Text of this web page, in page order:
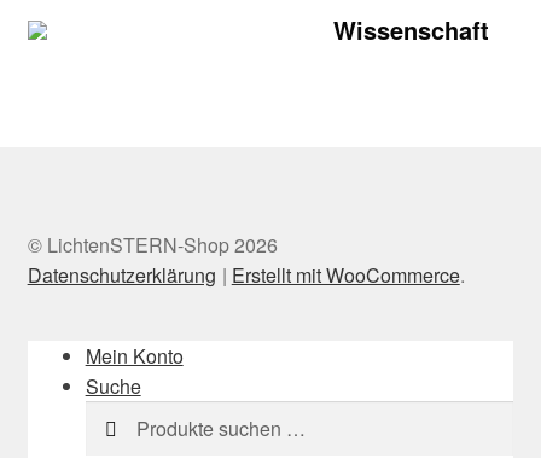
Wissenschaft
© LichtenSTERN-Shop 2026
Datenschutzerklärung
Erstellt mit WooCommerce.
Mein Konto
Suche
Suchen
nach:
Suchen